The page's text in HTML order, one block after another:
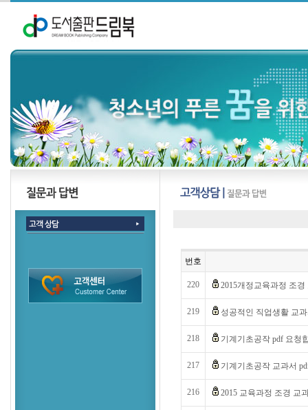
번호
220 2015개정교육과정 조
219 성공적인 직업생활 교
218 기계기초공작 pdf 요청
217 기계기초공작 교과서
216 2015 교육과정 조경 교